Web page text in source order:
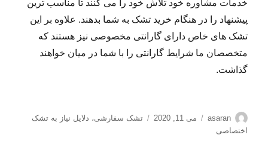
خدمات مشاوره خود تلاش خود را می کنند تا مناسب ترین
پیشنهاد را در هنگام خرید تشک به شما بدهند. علاوه بر این
تشک های خاص دارای گارانتی مخصوصی نیز هستند که
متخصصان ما شرایط گارانتی را با شما در میان خواهند
گذاشت.
نویسنده
asaran
ارسال
می 11, 2020 برچسب‌ها
تشک سفارشی، دلایل نیاز به تشک
اختصاصی